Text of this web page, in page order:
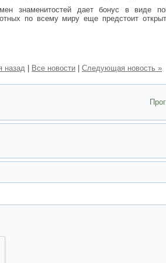
знаменитостей дает бонус в виде
по всему миру еще предстоит
назад
Все новости Следующая новость »